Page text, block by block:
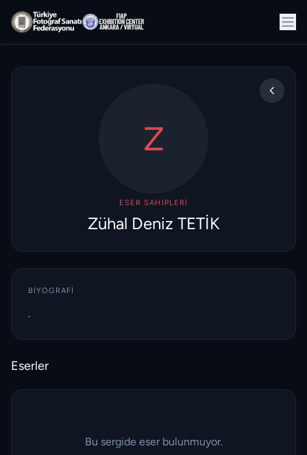
Z
ESER SAHIPLERI
Zühal Deniz TETİK
BIYOGRAFI
.
Eserler
Bu sergide eser bulunmuyor.